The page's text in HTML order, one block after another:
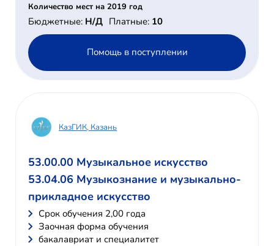
Количество мест на 2019 год
Бюджетные: Н/Д Платные: 10
Помощь в поступлении
КазГИК, Казань
53.00.00 Музыкальное искусство
53.04.06 Музыкознание и музыкально-
прикладное искусство
Cрок обучения 2,00 года
Заочная форма обучения
бакалавриат и специалитет